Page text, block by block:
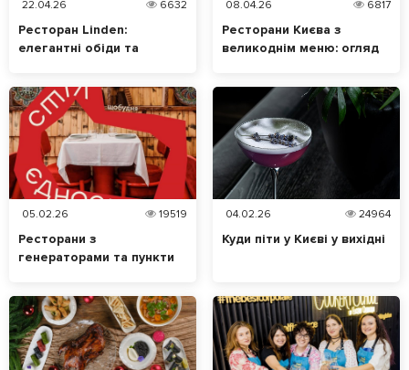
22.04.26 6632
Ресторан Linden:
елегантні обіди та
08.04.26 6817
Ресторани Києва з
великоднім меню: огляд
05.02.26 19519
Ресторани з
генераторами та пункти
місць у Києві
04.02.26 24964
Куди піти у Києві у вихідні